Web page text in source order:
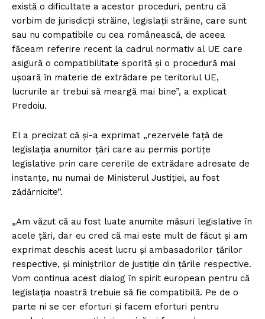
există o dificultate a acestor proceduri, pentru că
vorbim de jurisdicţii străine, legislaţii străine, care sunt
sau nu compatibile cu cea românească, de aceea
făceam referire recent la cadrul normativ al UE care
asigură o compatibilitate sporită şi o procedură mai
uşoară în materie de extrădare pe teritoriul UE,
lucrurile ar trebui să meargă mai bine”, a explicat
Predoiu.
El a precizat că şi-a exprimat „rezervele faţă de
legislaţia anumitor ţări care au permis portiţe
legislative prin care cererile de extrădare adresate de
instanţe, nu numai de Ministerul Justiţiei, au fost
zădărnicite”.
„Am văzut că au fost luate anumite măsuri legislative în
acele ţări, dar eu cred că mai este mult de făcut şi am
exprimat deschis acest lucru şi ambasadorilor ţărilor
respective, şi miniştrilor de justiţie din ţările respective.
Vom continua acest dialog în spirit european pentru că
legislaţia noastră trebuie să fie compatibilă. Pe de o
parte ni se cer eforturi şi facem eforturi pentru